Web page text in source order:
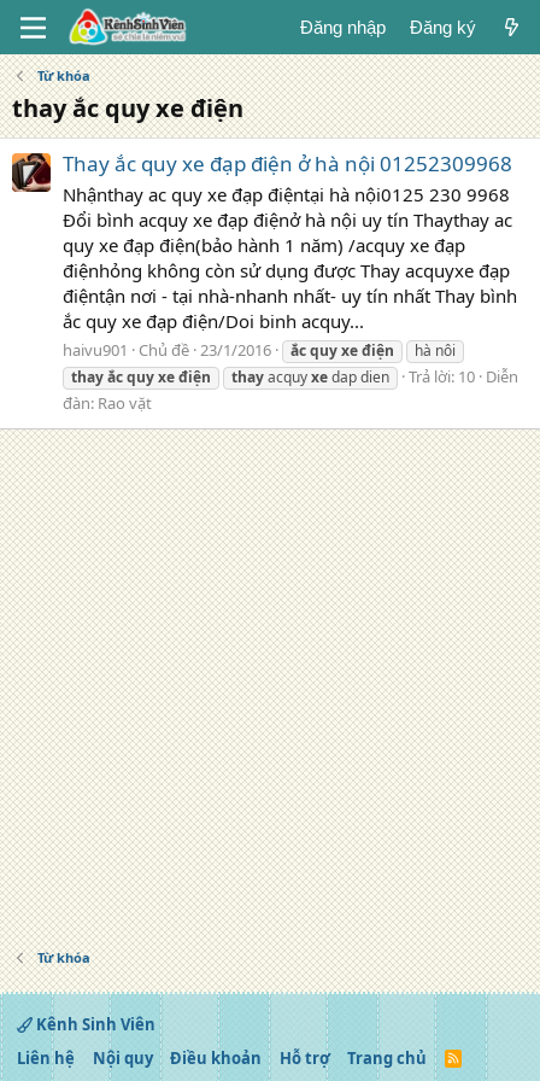
Đăng nhập Đăng ký
Từ khóa
thay ắc quy xe điện
Thay ắc quy xe đạp điện ở hà nội 01252309968
Nhậnthay ac quy xe đạp điệntại hà nội0125 230 9968
Đổi bình acquy xe đạp điệnở hà nội uy tín Thaythay ac
quy xe đạp điện(bảo hành 1 năm) /acquy xe đạp
điệnhỏng không còn sử dụng được Thay acquyxe đạp
điệntận nơi - tại nhà-nhanh nhất- uy tín nhất Thay bình
ắc quy xe đạp điện/Doi binh acquy...
haivu901 Chủ đề 23/1/2016 ắcquyxeđiện
hà nôi
thayắcquyxeđiện thayacquyxedap dien Trả lời: 10 Diễn
đàn: Rao vặt
Từ khóa
Kênh Sinh Viên
Liên hệ
Nội quy Điều khoản Hỗ trợ Trang chủ
R